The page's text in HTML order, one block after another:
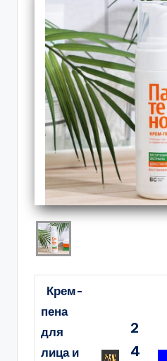
Крем-
пена
для
лица и
2
4